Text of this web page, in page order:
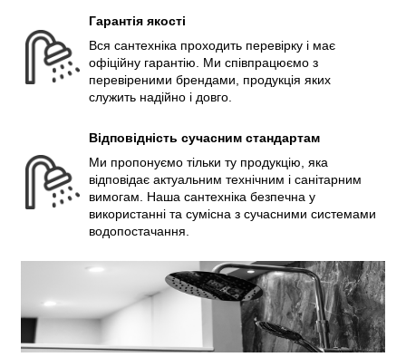
Гарантія якості
Вся сантехніка проходить перевірку і має
офіційну гарантію. Ми співпрацюємо з
перевіреними брендами, продукція яких
служить надійно і довго.
Відповідність сучасним стандартам
Ми пропонуємо тільки ту продукцію, яка
відповідає актуальним технічним і санітарним
вимогам. Наша сантехніка безпечна у
використанні та сумісна з сучасними системами
водопостачання.